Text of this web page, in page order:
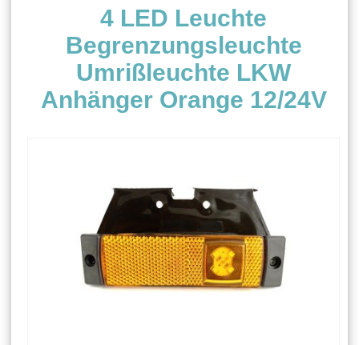
4 LED Leuchte
Begrenzungsleuchte
Umrißleuchte LKW
Anhänger Orange 12/24V